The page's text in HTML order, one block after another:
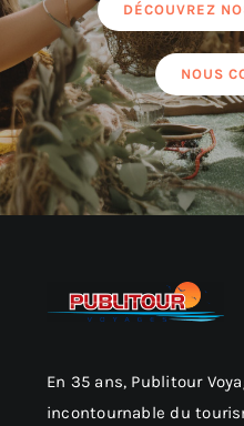
DÉCOUVREZ
NOUS
En 35 ans, Publitour
incontournable du